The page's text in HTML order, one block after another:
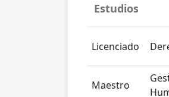
Estudios
Licenciado
Maestro